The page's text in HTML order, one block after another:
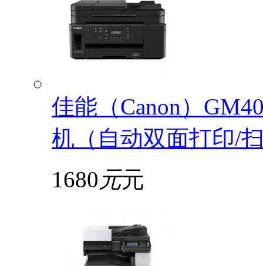
佳能（Canon）
机（自动双面打印/
1680 元元